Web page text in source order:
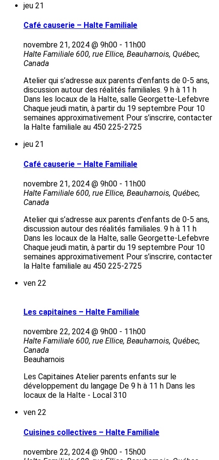
jeu 21
Café causerie – Halte Familiale
novembre 21, 2024 @ 9h00 - 11h00
Halte Familiale 600, rue Ellice, Beauharnois, Québec,
Canada
Atelier qui s’adresse aux parents d’enfants de 0-5 ans,
discussion autour des réalités familiales. 9 h à 11 h
Dans les locaux de la Halte, salle Georgette-Lefebvre
Chaque jeudi matin, à partir du 19 septembre Pour 10
semaines approximativement Pour s’inscrire, contacter
la Halte familiale au 450 225-2725
jeu 21
Café causerie – Halte Familiale
novembre 21, 2024 @ 9h00 - 11h00
Halte Familiale 600, rue Ellice, Beauharnois, Québec,
Canada
Atelier qui s’adresse aux parents d’enfants de 0-5 ans,
discussion autour des réalités familiales. 9 h à 11 h
Dans les locaux de la Halte, salle Georgette-Lefebvre
Chaque jeudi matin, à partir du 19 septembre Pour 10
semaines approximativement Pour s’inscrire, contacter
la Halte familiale au 450 225-2725
ven 22
Les capitaines – Halte Familiale
novembre 22, 2024 @ 9h00 - 11h00
Halte Familiale 600, rue Ellice, Beauharnois, Québec,
Canada
Beauharnois
Les Capitaines Atelier parents enfants sur le
développement du langage De 9 h à 11 h Dans les
locaux de la Halte - Local 310
ven 22
Cuisines collectives – Halte Familiale
novembre 22, 2024 @ 9h00 - 15h00